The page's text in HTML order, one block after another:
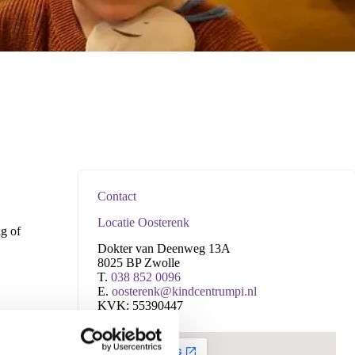
of
Contact
Locatie Oosterenk
Dokter van Deenweg 13A
8025 BP Zwolle
T. 038 852 0096
E. oosterenk@kindcentrumpi.nl
KVK: 55390447